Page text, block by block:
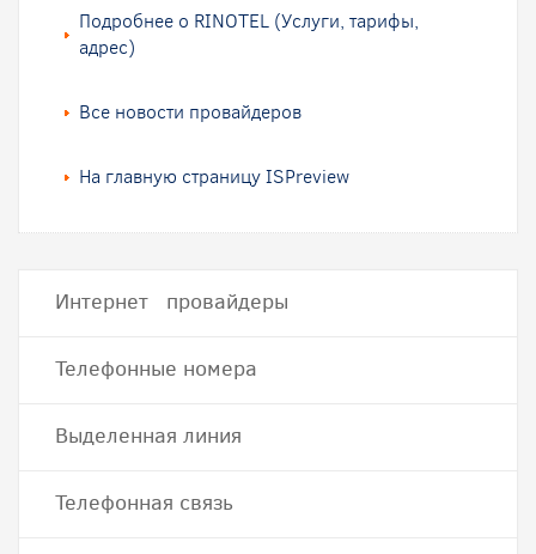
Подробнее о RINOTEL (Услуги, тарифы,
адрес)
Все новости провайдеров
На главную страницу ISPreview
Интернет провайдеры
Телефонные номера
Выделенная линия
Телефонная связь